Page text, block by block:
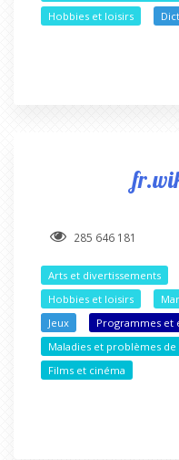
Hobbies et loisirs
285 646 181
Arts et divertissements
Hobbies et loisirs
Jeux
Programmes et
Maladies et problèmes de
Films et cinéma